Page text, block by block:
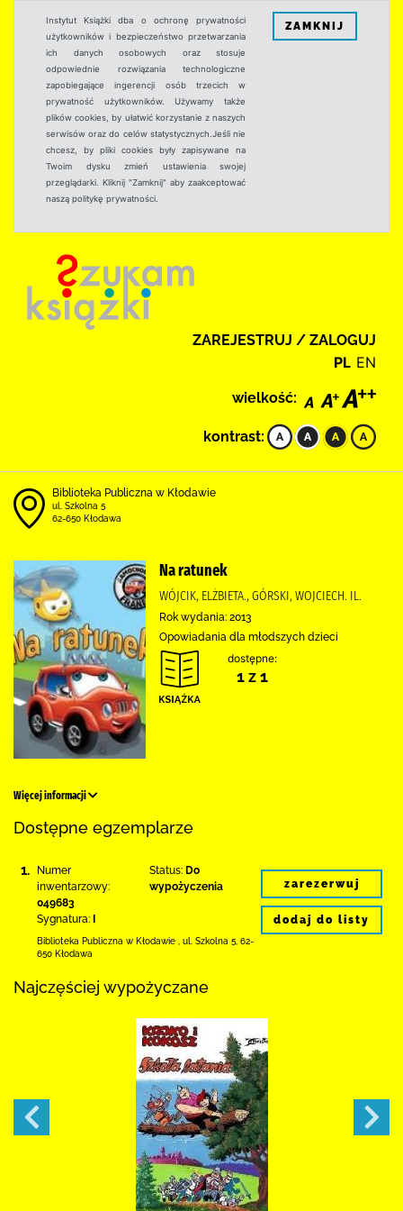
Instytut Książki dba o ochronę prywatności
użytkowników i bezpieczeństwo przetwarzania
ich danych osobowych oraz stosuje
odpowiednie rozwiązania technologiczne
zapobiegające ingerencji osób trzecich w
prywatność użytkowników. Używamy także
plików cookies, by ułatwić korzystanie z naszych
serwisów oraz do celów statystycznych.Jeśli nie
chcesz, by pliki cookies były zapisywane na
Twoim dysku zmień ustawienia swojej
przeglądarki. Kliknij "Zamknij" aby zaakceptować
naszą politykę prywatności.
ZAMKNIJ
ZAREJESTRUJ / ZALOGUJ
PL EN
wielkość:
kontrast:
Biblioteka Publiczna w Kłodawie
ul. Szkolna 5
62-650 Kłodawa
Na ratunek
WÓJCIK, ELŻBIETA., GÓRSKI, WOJCIECH. IL.
Rok wydania: 2013
Opowiadania dla młodszych dzieci
dostępne:
1 z 1
Więcej informacji
Dostępne egzemplarze
1.
Numer
inwentarzowy:
049683
Sygnatura:
Status: Do
wypożyczenia
Biblioteka Publiczna w Kłodawie ul. Szkolna 5 62-
650 Kłodawa
zarezerwuj
dodaj do listy
Najczęściej wypożyczane